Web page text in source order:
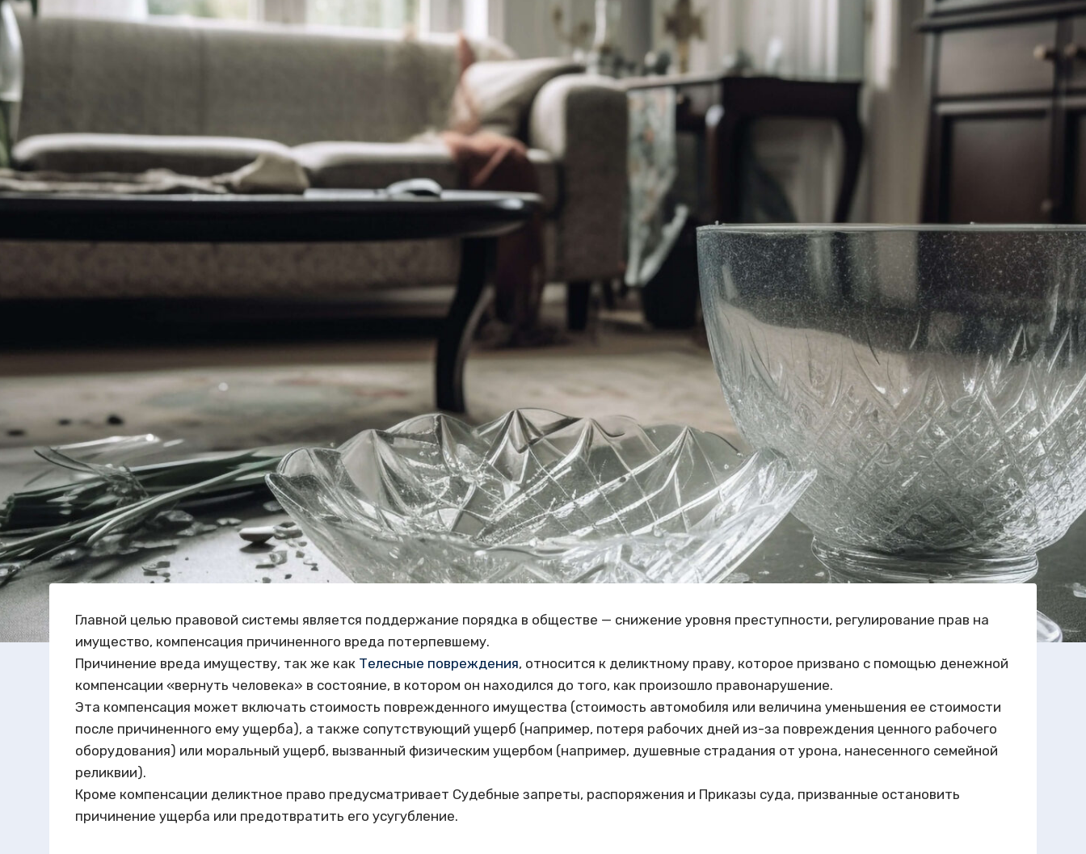
Главной целью правовой системы является поддержание порядка в обществе — снижение уровня преступности, регулирование прав на
имущество, компенсация причиненного вреда потерпевшему.
Причинение вреда имуществу, так же как Телесные повреждения, относится к деликтному праву, которое призвано с помощью денежной
компенсации «вернуть человека» в состояние, в котором он находился до того, как произошло правонарушение.
Эта компенсация может включать стоимость поврежденного имущества (стоимость автомобиля или величина уменьшения ее стоимости
после причиненного ему ущерба), а также сопутствующий ущерб (например, потеря рабочих дней из-за повреждения ценного рабочего
оборудования) или моральный ущерб, вызванный физическим ущербом (например, душевные страдания от урона, нанесенного семейной
реликвии).
Кроме компенсации деликтное право предусматривает Судебные запреты, распоряжения и Приказы суда, призванные остановить
причинение ущерба или предотвратить его усугубление.